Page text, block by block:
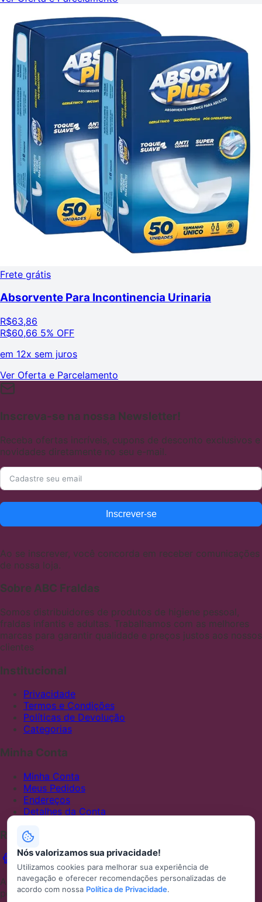
Frete grátis
Absorvente Para Incontinencia Urinaria
R$63,86
R$60,66 5% OFF
em 12x sem juros
Ver Oferta e Parcelamento
Inscreva-se na nossa Newsletter!
Receba ofertas incríveis, cupons de desconto exclusivos e
novidades diretamente no seu e-mail.
Inscrever-se
Ao se inscrever, você concorda em receber comunicações
de nossa loja.
Sobre ABC Fraldas
Somos distribuidores de produtos de higiene pessoal,
fraldas infantis e adultas. Trabalhamos com as melhores
marcas para garantir qualidade e preços justos aos nossos
clientes
Institucional
Privacidade
Termos e Condições
Políticas de Devolução
Categorias
Minha Conta
Minha Conta
Meus Pedidos
Endereços
Detalhes da Conta
Redes Sociais
ABCFRALDAS — Uma loja Mercado Shops desenvolvida
por Metaminds Studio inspirada em WooCommerce.
Nós valorizamos sua privacidade!
Utilizamos cookies para melhorar sua experiência de
navegação e oferecer recomendações personalizadas de
acordo com nossa Política de Privacidade.